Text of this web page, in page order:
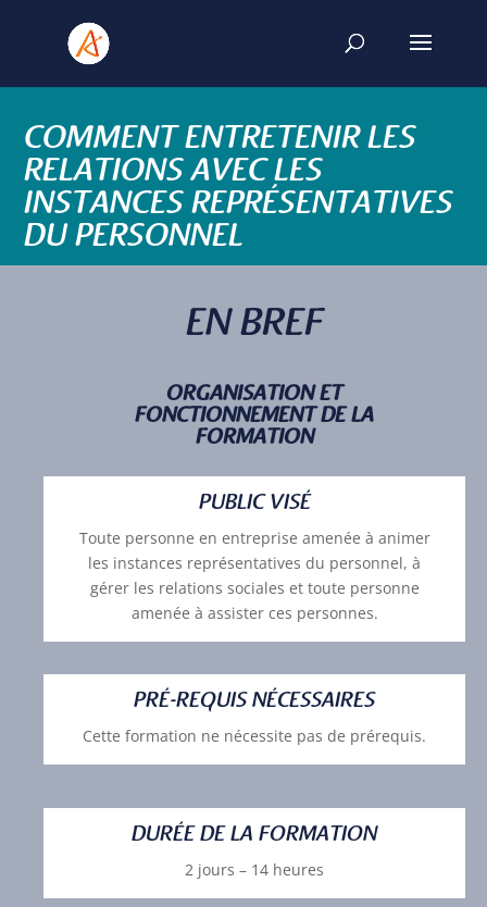
COMMENT ENTRETENIR LES
RELATIONS AVEC LES
INSTANCES REPRÉSENTATIVES
DU PERSONNEL
EN BREF
ORGANISATION ET
FONCTIONNEMENT DE LA
FORMATION
PUBLIC VISÉ
Toute personne en entreprise amenée à animer
les instances représentatives du personnel, à
gérer les relations sociales et toute personne
amenée à assister ces personnes.
PRÉ-REQUIS NÉCESSAIRES
Cette formation ne nécessite pas de prérequis.
DURÉE DE LA FORMATION
2 jours – 14 heures